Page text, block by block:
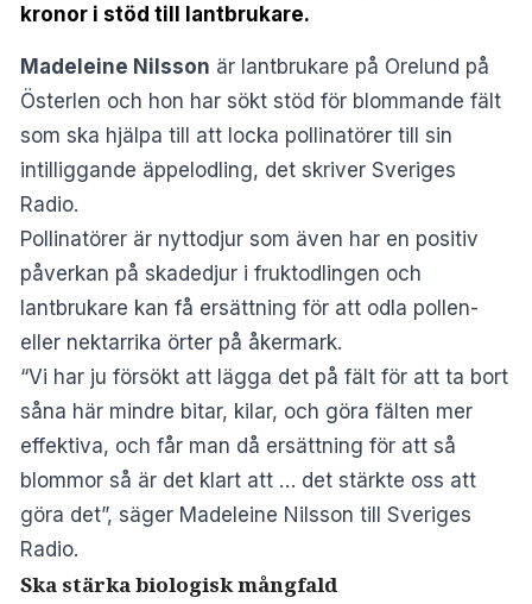
kronor i stöd till lantbrukare.
Madeleine Nilsson är lantbrukare på Orelund på
Österlen och hon har sökt stöd för blommande fält
som ska hjälpa till att locka pollinatörer till sin
intilliggande äppelodling, det skriver Sveriges
Radio.
Pollinatörer är nyttodjur som även har en positiv
påverkan på skadedjur i fruktodlingen och
lantbrukare kan få ersättning för att odla pollen-
eller nektarrika örter på åkermark.
“Vi har ju försökt att lägga det på fält för att ta bort
såna här mindre bitar, kilar, och göra fälten mer
effektiva, och får man då ersättning för att så
blommor så är det klart att … det stärkte oss att
göra det”, säger Madeleine Nilsson till Sveriges
Radio.
Ska stärka biologisk mångfald